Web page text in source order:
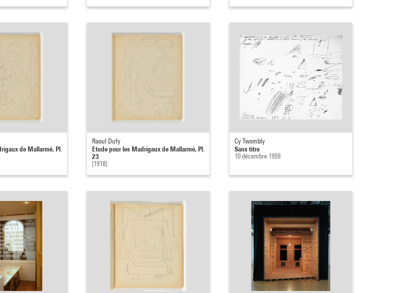
de Mallarmé, Pl.
Raoul Dufy
Etude pour les Madrigaux de Mallarmé, Pl.
23
[1918]
Cy Twombly
Sans titre
10 décembre 1959